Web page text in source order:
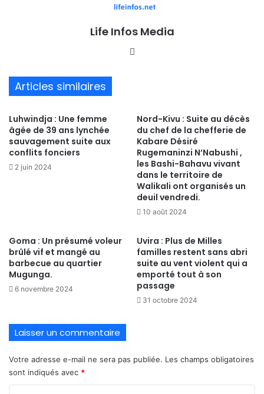
Life Infos Media
Articles similaires
Luhwindja : Une femme
âgée de 39 ans lynchée
sauvagement suite aux
conflits fonciers
2 juin 2024
Nord-Kivu : Suite au décès
du chef de la chefferie de
Kabare Désiré
Rugemaninzi N’Nabushi ,
les Bashi-Bahavu vivant
dans le territoire de
Walikali ont organisés un
deuil vendredi.
10 août 2024
Goma : Un présumé voleur
brûlé vif et mangé au
barbecue au quartier
Mugunga.
6 novembre 2024
Uvira : Plus de Milles
familles restent sans abri
suite au vent violent qui a
emporté tout à son
passage
31 octobre 2024
Laisser un commentaire
Votre adresse e-mail ne sera pas publiée. Les champs obligatoires
sont indiqués avec *